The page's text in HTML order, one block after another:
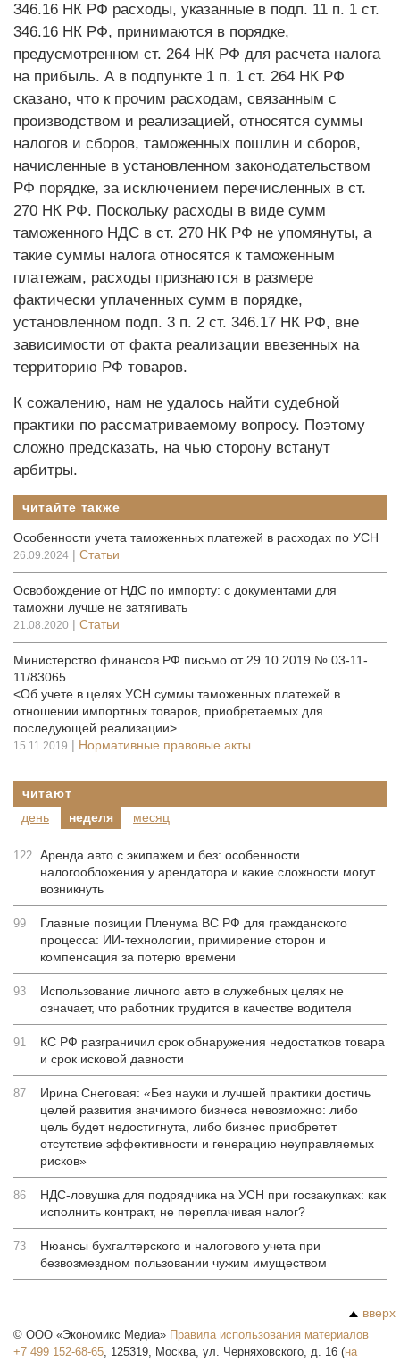
346.16 НК РФ расходы, указанные в подп. 11 п. 1 ст.
346.16 НК РФ, принимаются в порядке,
предусмотренном ст. 264 НК РФ для расчета налога
на прибыль. А в подпункте 1 п. 1 ст. 264 НК РФ
сказано, что к прочим расходам, связанным с
производством и реализацией, относятся суммы
налогов и сборов, таможенных пошлин и сборов,
начисленные в установленном законодательством
РФ порядке, за исключением перечисленных в ст.
270 НК РФ. Поскольку расходы в виде сумм
таможенного НДС в ст. 270 НК РФ не упомянуты, а
такие суммы налога относятся к таможенным
платежам, расходы признаются в размере
фактически уплаченных сумм в порядке,
установленном подп. 3 п. 2 ст. 346.17 НК РФ, вне
зависимости от факта реализации ввезенных на
территорию РФ товаров.
К сожалению, нам не удалось найти судебной
практики по рассматриваемому вопросу. Поэтому
сложно предсказать, на чью сторону встанут
арбитры.
читайте также
Особенности учета таможенных платежей в расходах по УСН
26.09.2024 | Статьи
Освобождение от НДС по импорту: с документами для
таможни лучше не затягивать
21.08.2020 | Статьи
Министерство финансов РФ письмо от 29.10.2019 № 03-11-
11/83065
<Об учете в целях УСН суммы таможенных платежей в
отношении импортных товаров, приобретаемых для
последующей реализации>
15.11.2019 | Нормативные правовые акты
читают
день
неделя месяц
122 Аренда авто с экипажем и без: особенности
налогообложения у арендатора и какие сложности могут
возникнуть
99
Главные позиции Пленума ВС РФ для гражданского
процесса: ИИ-технологии, примирение сторон и
компенсация за потерю времени
93
Использование личного авто в служебных целях не
означает, что работник трудится в качестве водителя
91
КС РФ разграничил срок обнаружения недостатков товара
и срок исковой давности
87
Ирина Снеговая: «Без науки и лучшей практики достичь
целей развития значимого бизнеса невозможно: либо
цель будет недостигнута, либо бизнес приобретет
отсутствие эффективности и генерацию неуправляемых
рисков»
86
НДС-ловушка для подрядчика на УСН при госзакупках: как
исполнить контракт, не переплачивая налог?
73
Нюансы бухгалтерского и налогового учета при
безвозмездном пользовании чужим имуществом
вверх
© ООО «Экономикс Медиа» Правила использования материалов
+7 499 152-68-65, 125319, Москва, ул. Черняховского, д. 16 (на